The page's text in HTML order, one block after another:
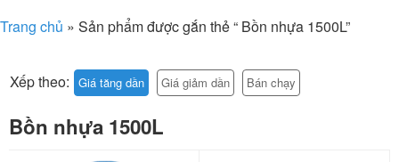
Trang chủ » Sản phẩm được gắn thẻ “ Bồn nhựa 1500L”
Xếp theo: Giá tăng dần Giá giảm dần Bán chạy
Bồn nhựa 1500L